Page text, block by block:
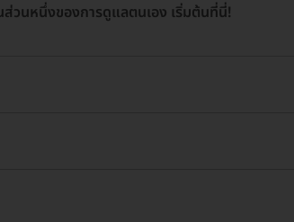
ส่วนหนึ่งของการดูแลตนเอง เริ่มต้นที่นี่!